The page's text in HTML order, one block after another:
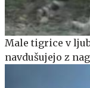
Male tigrice v
navdušujejo z